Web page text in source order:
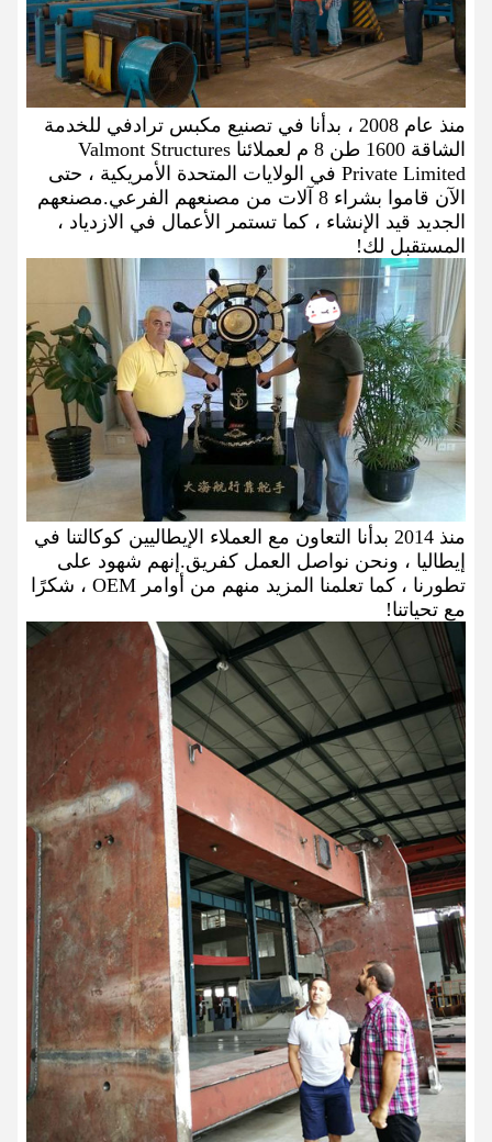
منذ عام 2008 ، بدأنا في تصنيع مكبس ترادفي للخدمة
الشاقة 1600 طن 8 م لعملائنا Valmont Structures
Private Limited في الولايات المتحدة الأمريكية ، حتى
الآن قاموا بشراء 8 آلات من مصنعهم الفرعي.مصنعهم
الجديد قيد الإنشاء ، كما تستمر الأعمال في الازدياد ،
المستقبل لك!
منذ 2014 بدأنا التعاون مع العملاء الإيطاليين كوكالتنا في
إيطاليا ، ونحن نواصل العمل كفريق.إنهم شهود على
تطورنا ، كما تعلمنا المزيد منهم من أوامر OEM ، شكرًا
مع تحياتنا!